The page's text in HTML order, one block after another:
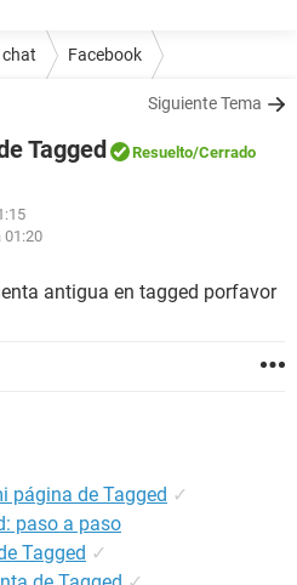
chat Facebook
Siguiente Tema
Tagged Resuelto/Cerrado
01:20
antigua en tagged porfavor
página de Tagged ✓
paso a paso
Tagged ✓